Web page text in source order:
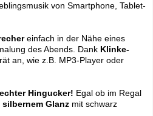
von Smartphone, Tablet-
einfach in der Nähe eines
des Abends. Dank Klinke-
an, wie z.B. MP3-Player oder
echter Hingucker! Egal ob im Regal
Glanz mit schwarz